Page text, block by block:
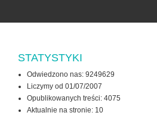
STATYSTYKI
Odwiedzono nas: 9249629
Liczymy od 01/07/2007
Opublikowanych treści: 4075
Aktualnie na stronie: 10